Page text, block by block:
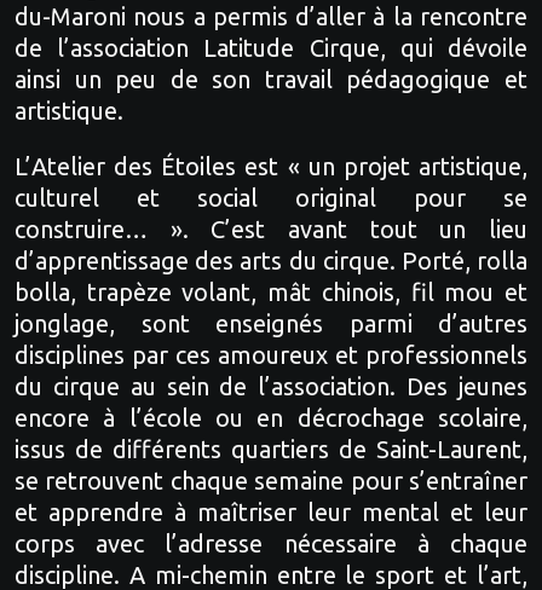
du-Maroni nous a permis d’aller à la rencontre
de l’association Latitude Cirque, qui dévoile
ainsi un peu de son travail pédagogique et
artistique.
L’Atelier des Étoiles est « un projet artistique,
culturel et social original pour se
construire… ». C’est avant tout un lieu
d’apprentissage des arts du cirque. Porté, rolla
bolla, trapèze volant, mât chinois, fil mou et
jonglage, sont enseignés parmi d’autres
disciplines par ces amoureux et professionnels
du cirque au sein de l’association. Des jeunes
encore à l’école ou en décrochage scolaire,
issus de différents quartiers de Saint-Laurent,
se retrouvent chaque semaine pour s’entraîner
et apprendre à maîtriser leur mental et leur
corps avec l’adresse nécessaire à chaque
discipline. A mi-chemin entre le sport et l’art,